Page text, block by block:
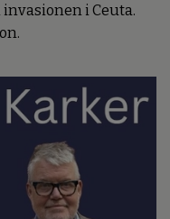
i Ceuta.